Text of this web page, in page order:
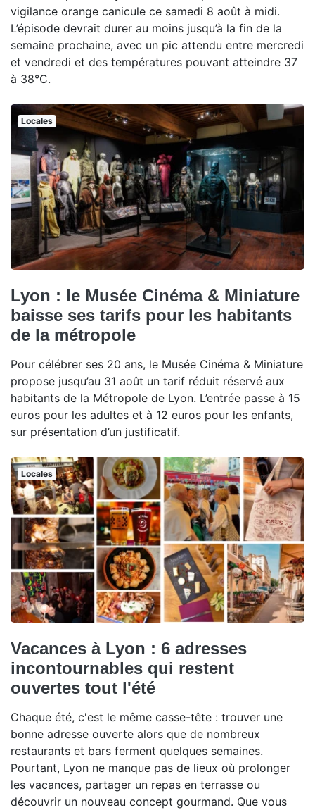
vigilance orange canicule ce samedi 8 août à midi.
L’épisode devrait durer au moins jusqu’à la fin de la
semaine prochaine, avec un pic attendu entre mercredi
et vendredi et des températures pouvant atteindre 37
à 38°C.
Locales
Lyon : le Musée Cinéma & Miniature
baisse ses tarifs pour les habitants
de la métropole
Pour célébrer ses 20 ans, le Musée Cinéma & Miniature
propose jusqu’au 31 août un tarif réduit réservé aux
habitants de la Métropole de Lyon. L’entrée passe à 15
euros pour les adultes et à 12 euros pour les enfants,
sur présentation d’un justificatif.
Locales
Vacances à Lyon : 6 adresses
incontournables qui restent
ouvertes tout l'été
Chaque été, c'est le même casse-tête : trouver une
bonne adresse ouverte alors que de nombreux
restaurants et bars ferment quelques semaines.
Pourtant, Lyon ne manque pas de lieux où prolonger
les vacances, partager un repas en terrasse ou
découvrir un nouveau concept gourmand. Que vous